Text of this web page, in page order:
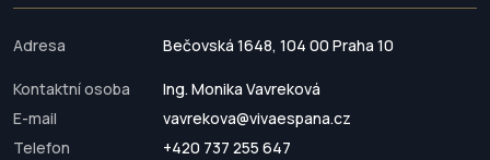
Adresa Bečovská 1648, 104 00 Praha 10
Kontaktní osoba
Ing. Monika Vavreková
E-mail
vavrekova@vivaespana.cz
Telefon
+420 737 255 647